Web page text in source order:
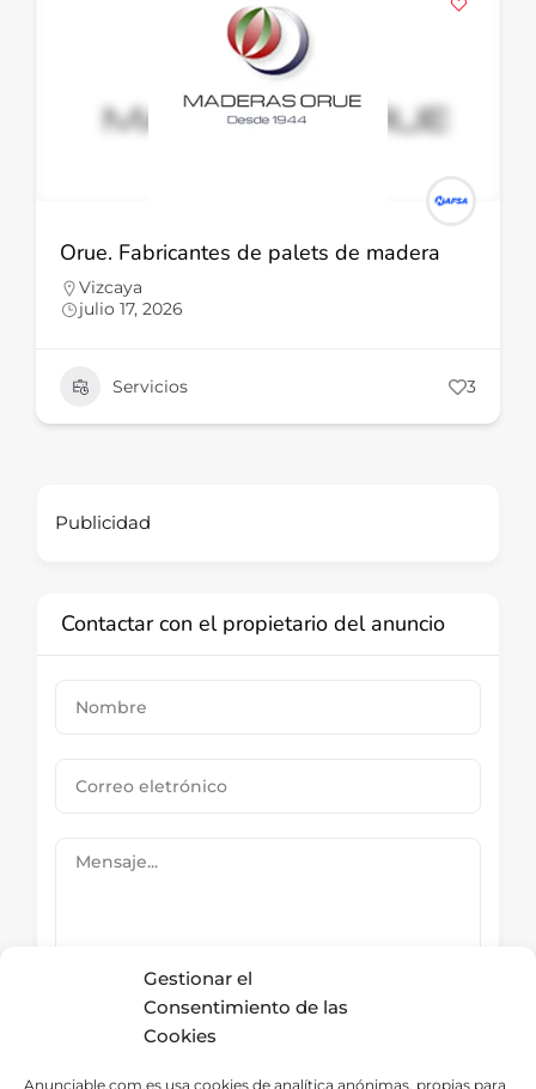
Gestionar el
Consentimiento de las
Cookies
Anunciable.com.es usa cookies de analítica anónimas, propias para
Orue. Fabricantes de palets de madera
Vizcaya
julio 17, 2026
Servicios 3
Publicidad
Contactar con el propietario del anuncio
Submit Now